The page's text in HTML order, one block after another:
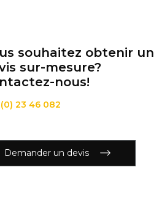
souhaitez obtenir un
sur-mesure?
nous!
23 46 082
Demander un devis